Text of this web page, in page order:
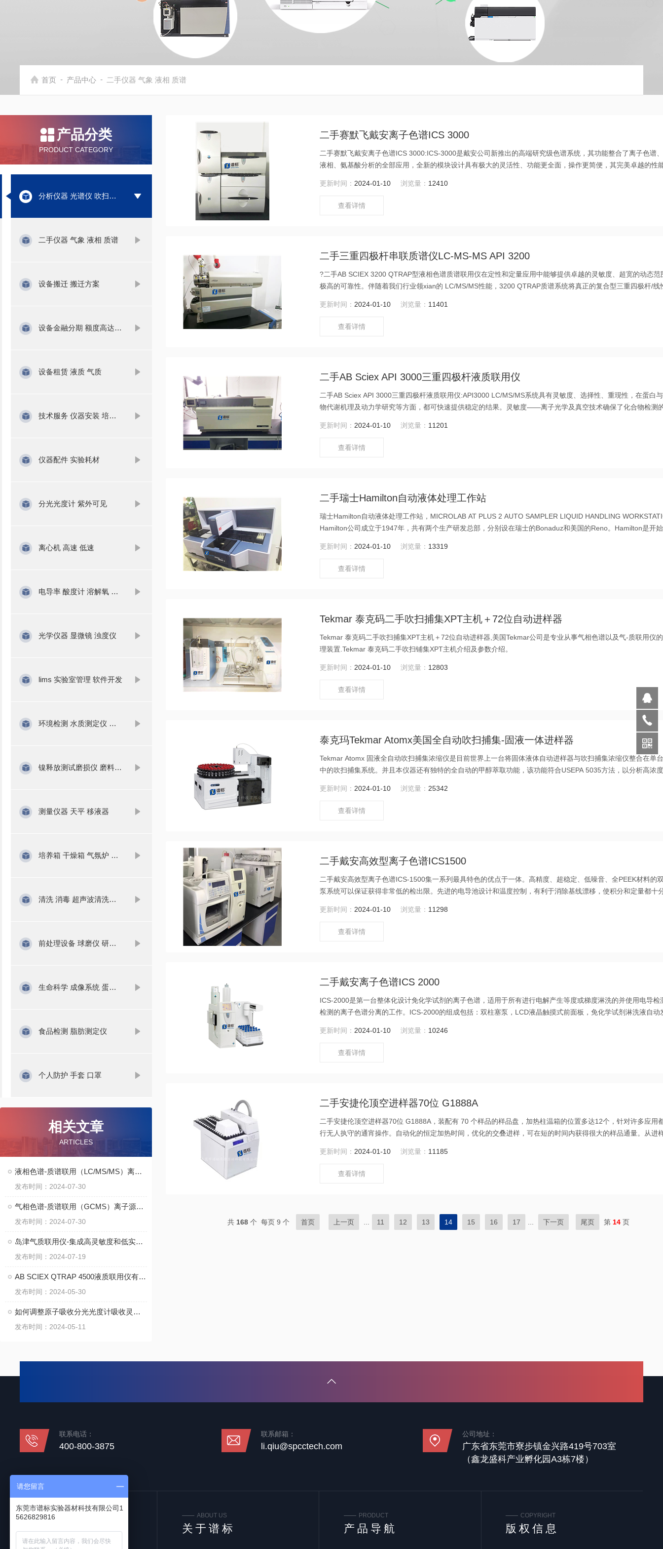
首页 - 产品中心 - 二手仪器 气象 液相 质谱
产品分类
PRODUCT CATEGORY
分析仪器 光谱仪 吹扫捕集
二手仪器 气象 液相 质谱
设备搬迁 搬迁方案
设备金融分期 额度高达1000万
设备租赁 液质 气质
技术服务 仪器安装 培训 维修
仪器配件 实验耗材
分光光度计 紫外可见
离心机 高速 低速
电导率 酸度计 溶解氧 氨氮
光学仪器 显微镜 浊度仪
lims 实验室管理 软件开发
环境检测 水质测定仪 气体分析
镍释放测试磨损仪 磨料 磨浆
测量仪器 天平 移液器
培养箱 干燥箱 气氛炉 水浴锅 振荡器
清洗 消毒 超声波清洗机 洗瓶机
前处理设备 球磨仪 研磨仪 氮吹仪 固相萃取
生命科学 成像系统 蛋白检测
食品检测 脂肪测定仪
个人防护 手套 口罩
相关文章
ARTICLES
液相色谱-质谱联用（LC/MS/MS）离子源的分类
发布时间：2024-07-30
气相色谱-质谱联用（GCMS）离子源如何选择？
发布时间：2024-07-30
岛津气质联用仪-集成高灵敏度和低实验成本
发布时间：2024-07-19
AB SCIEX QTRAP 4500液质联用仪有效，准确的分析工具使用注意
发布时间：2024-05-30
如何调整原子吸收分光光度计吸收灵敏度
发布时间：2024-05-11
二手赛默飞戴安离子色谱ICS 3000
二手赛默飞戴安离子色谱ICS 3000:ICS-3000是戴安公司新推出的高端研究级色谱系统，其功能整合了离子色谱
液相、氨基酸分析的全部应用，全新的模块设计具有极大的灵活性、功能更全面，操作更简便，其完美卓越的性
更新时间： 2024-01-10 浏览量： 12410
查看详情
二手三重四极杆串联质谱仪LC-MS-MS API 3200
?二手AB SCIEX 3200 QTRAP型液相色谱质谱联用仪在定性和定量应用中能够提供卓越的灵敏度、超宽的动态范
极高的可靠性。伴随着我们行业领xian的 LC/MS/MS性能，3200 QTRAP质谱系统将真正的复合型三重四极杆/线
更新时间： 2024-01-10 浏览量： 11401
查看详情
二手AB Sciex API 3000三重四极杆液质联用仪
二手AB Sciex API 3000三重四极杆液质联用仪:API3000 LC/MS/MS系统具有灵敏度、选择性、重现性，在蛋白
物代谢机理及动力学研究等方面，都可快速提供稳定的结果。灵敏度――离子光学及真空技术确保了化合物检测
更新时间： 2024-01-10 浏览量： 11201
查看详情
二手瑞士Hamilton自动液体处理工作站
瑞士Hamilton自动液体处理工作站，MICROLAB AT PLUS 2 AUTO SAMPLER LIQUID HANDLING
Hamilton公司成立于1947年，共有两个生产研发总部，分别设在瑞士的Bonaduz和美国的Reno。Hamilton是开
球各地的实验室。?
更新时间： 2024-01-10 浏览量： 13319
查看详情
Tekmar 泰克码二手吹扫捕集XPT主机＋72位自动进样器
Tekmar 泰克码二手吹扫捕集XPT主机＋72位自动进样器,美国Tekmar公司是专业从事气相色谱以及气-质联用仪
理装置.Tekmar 泰克码二手吹扫铺集XPT主机介绍及参数介绍。
更新时间： 2024-01-10 浏览量： 12803
查看详情
泰克玛Tekmar Atomx美国全自动吹扫捕集-固液一体进样器
Tekmar Atomx 固液全自动吹扫捕集浓缩仪是目前世界上一台将固体液体自动进样器与吹扫捕集浓缩仪整合在单
中的吹扫捕集系统。并且本仪器还有独特的全自动的甲醇萃取功能，该功能符合USEPA 5035方法，以分析高浓
更新时间： 2024-01-10 浏览量： 25342
查看详情
二手戴安高效型离子色谱ICS1500
二手戴安高效型离子色谱ICS-1500集一系列最具特色的优点于一体。高精度、超稳定、低噪音、全PEEK材料的
泵系统可以保证获得非常低的检出限。先进的电导池设计和温度控制，有利于消除基线漂移，使积分和定量都十
更新时间： 2024-01-10 浏览量： 11298
查看详情
二手戴安离子色谱ICS 2000
ICS-2000是第一台整体化设计免化学试剂的离子色谱，适用于所有进行电解产生等度或梯度淋洗的并使用电导检
检测的离子色谱分离的工作。ICS-2000的组成包括：双柱塞泵，LCD液晶触摸式前面板，免化学试剂淋洗液自动
离子分析，更是一台集生物液相、氨基酸分析、糖分析等功能于一身的多功能色谱
更新时间： 2024-01-10 浏览量： 10246
查看详情
二手安捷伦顶空进样器70位 G1888A
二手安捷伦顶空进样器70位 G1888A，装配有 70 个样品的样品盘，加热柱温箱的位置多达12个，针对许多应用
行无人执守的通宵操作。自动化的恒定加热时间，优化的交叠进样，可在短的时间内获得很大的样品通量。从进
色谱系统惰性。
更新时间： 2024-01-10 浏览量： 11185
查看详情
共 168个 每页 9 个 首页 上一页 11 12 13 14 15 16 17 下一页 尾页 第 14页
联系电话：
400-800-3875
联系邮箱：
li.qiu@spcctech.com
公司地址：
广东省东莞市寮步镇金兴路419号703室
（鑫龙盛科产业孵化园A3栋7楼）
FOLLOW US
关注我们
ABOUT US
关于谱标
PRODUCT
产品导航
COPYRIGHT
版权信息
请您留言
东莞市谱标实验器材科技有限公司1
5626829816